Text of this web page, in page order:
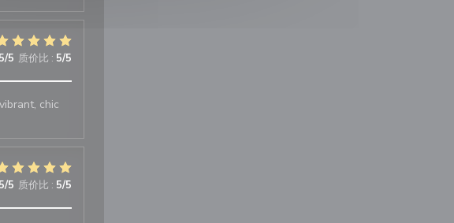
5/5 质价比 : 5/5
chic
5/5 质价比 : 5/5